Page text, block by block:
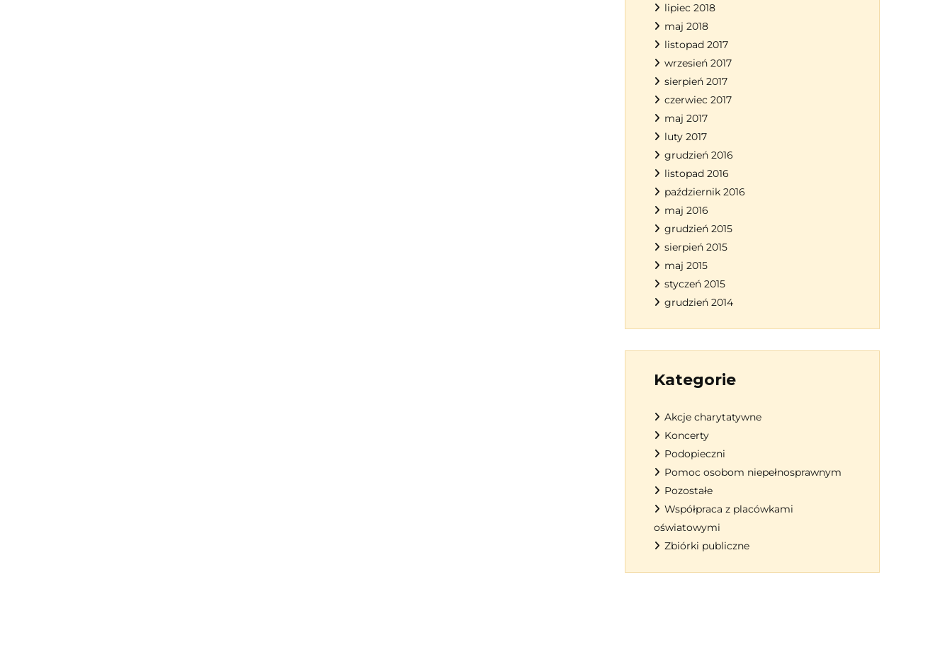
lipiec 2018
maj 2018
listopad 2017
wrzesień 2017
sierpień 2017
czerwiec 2017
maj 2017
luty 2017
grudzień 2016
listopad 2016
październik 2016
maj 2016
grudzień 2015
sierpień 2015
maj 2015
styczeń 2015
grudzień 2014
Kategorie
Akcje charytatywne
Koncerty
Podopieczni
Pomoc osobom niepełnosprawnym
Pozostałe
Współpraca z placówkami
oświatowymi
Zbiórki publiczne